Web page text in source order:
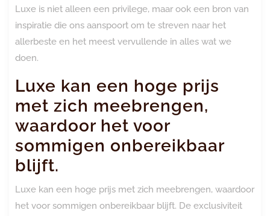
Luxe is niet alleen een privilege, maar ook een bron van
inspiratie die ons aanspoort om te streven naar het
allerbeste en het meest vervullende in alles wat we
doen.
Luxe kan een hoge prijs
met zich meebrengen,
waardoor het voor
sommigen onbereikbaar
blijft.
Luxe kan een hoge prijs met zich meebrengen, waardoor
het voor sommigen onbereikbaar blijft. De exclusiviteit